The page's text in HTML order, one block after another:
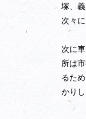
塚、
次々
次に
所は
るた
かり